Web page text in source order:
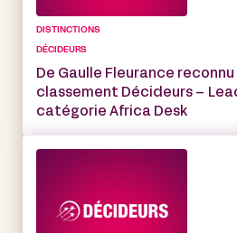
DISTINCTIONS
DÉCIDEURS
De Gaulle Fleurance reconnu
classement Décideurs –
catégorie Africa Desk